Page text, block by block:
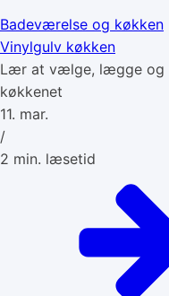
Badeværelse og køkken
Vinylgulv køkken
Lær at vælge, lægge og
køkkenet
11. mar.
/
2 min. læsetid